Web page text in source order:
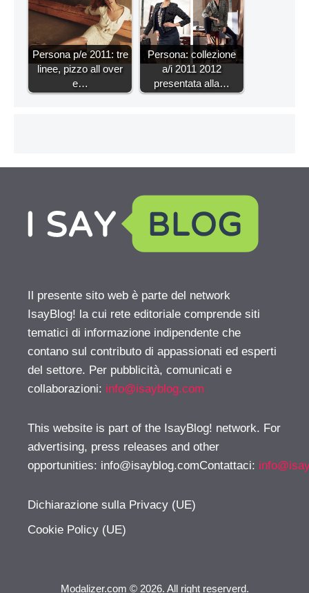
Persona p/e 2011: tre
linee, pizzo all over
e…
Persona: collezione
a/i 2011 2012
presentata alla…
Il presente sito web è parte del network
IsayBlog! la cui rete editoriale comprende siti
tematici di informazione indipendente che
contano sul contributo di appassionati ed esperti
del settore. Per pubblicità, comunicati e
collaborazioni: info@isayblog.com
This website is part of the IsayBlog! network. For
advertising, press releases and other
opportunities: info@isayblog.comContattaci:
Dichiarazione sulla Privacy (UE)
Cookie Policy (UE)
Modalizer.com © 2026. All right reserverd.